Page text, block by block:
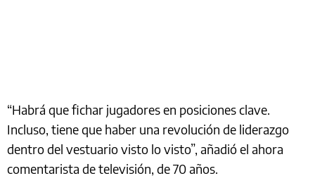
“Habrá que fichar jugadores en posiciones clave.
Incluso, tiene que haber una revolución de liderazgo
dentro del vestuario visto lo visto”, añadió el ahora
comentarista de televisión, de 70 años.